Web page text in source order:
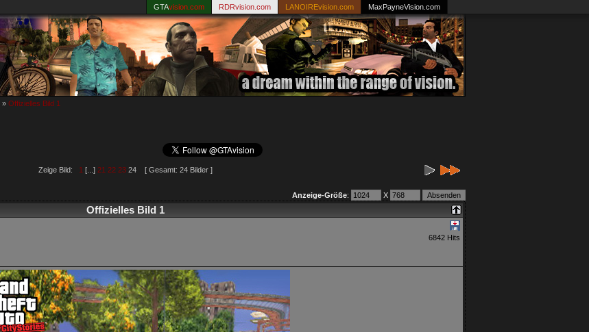
GTAvision.com RDRvision.com LANOIREvision.com MaxPayneVision.com
» Offizielles Bild 1
Zeige Bild: 1 [...] 21 22 23 24 [ Gesamt: 24 Bilder ]
Anzeige-Größe: X
Offizielles Bild 1
6842 Hits